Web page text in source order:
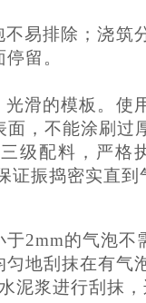
易排除；浇筑
留。
滑的模板。使
，不能涂刷
级配料，严
振捣密实直到
于2mm的气泡不
地刮抹在有气
泥浆进行刮抹